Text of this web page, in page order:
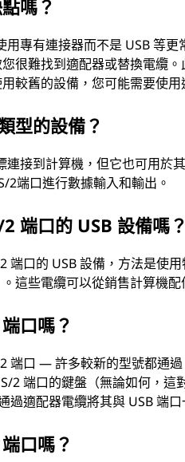
嗎？
用專有連接器而不是 USB 等
很難找到適配器或替換電纜
較舊的設備，您可能需要使用
型的設備？
連接到計算機，但它也可用於
2端口進行數據輸入和輸出。
端口的 USB 設備嗎？
端口的 USB 設備，方法是使
這些電纜可以從銷售計算機
口嗎？
端口 — 許多較新的型號都通
2 端口的鍵盤（無論如何，
過適配器電纜將其與 USB 端口
口嗎？